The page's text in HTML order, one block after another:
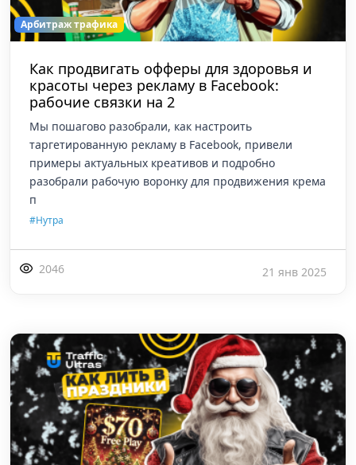
Арбитраж трафика
Как продвигать офферы для здоровья и
красоты через рекламу в Facebook:
рабочие связки на 2
Мы пошагово разобрали, как настроить
таргетированную рекламу в Facebook, привели
примеры актуальных креативов и подробно
разобрали рабочую воронку для продвижения крема
п
#Нутра
2046 21 янв 2025